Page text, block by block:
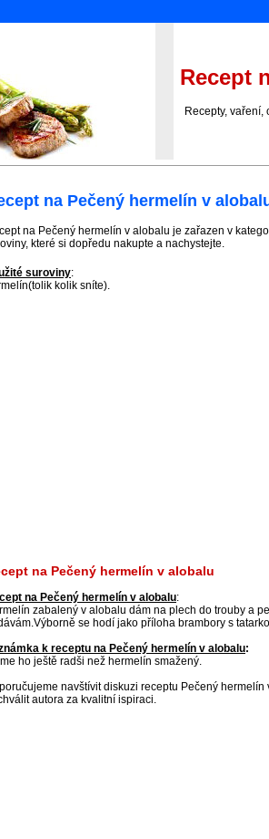
Recept
Recepty, vaření,
na Pečený hermelín v
na Pečený hermelín v alobalu je zařazen v
které si dopředu nakupte a nachystejte.
suroviny:
kolik sníte).
na Pečený hermelín v alobalu
na Pečený hermelín v alobalu:
zabalený v alobalu dám na plech do trouby a
se hodí jako příloha brambory s
k receptu na Pečený hermelín v alobalu:
ho ještě radši než hermelín smažený.
navštívit diskuzi receptu Pečený
autora za kvalitní ispiraci.